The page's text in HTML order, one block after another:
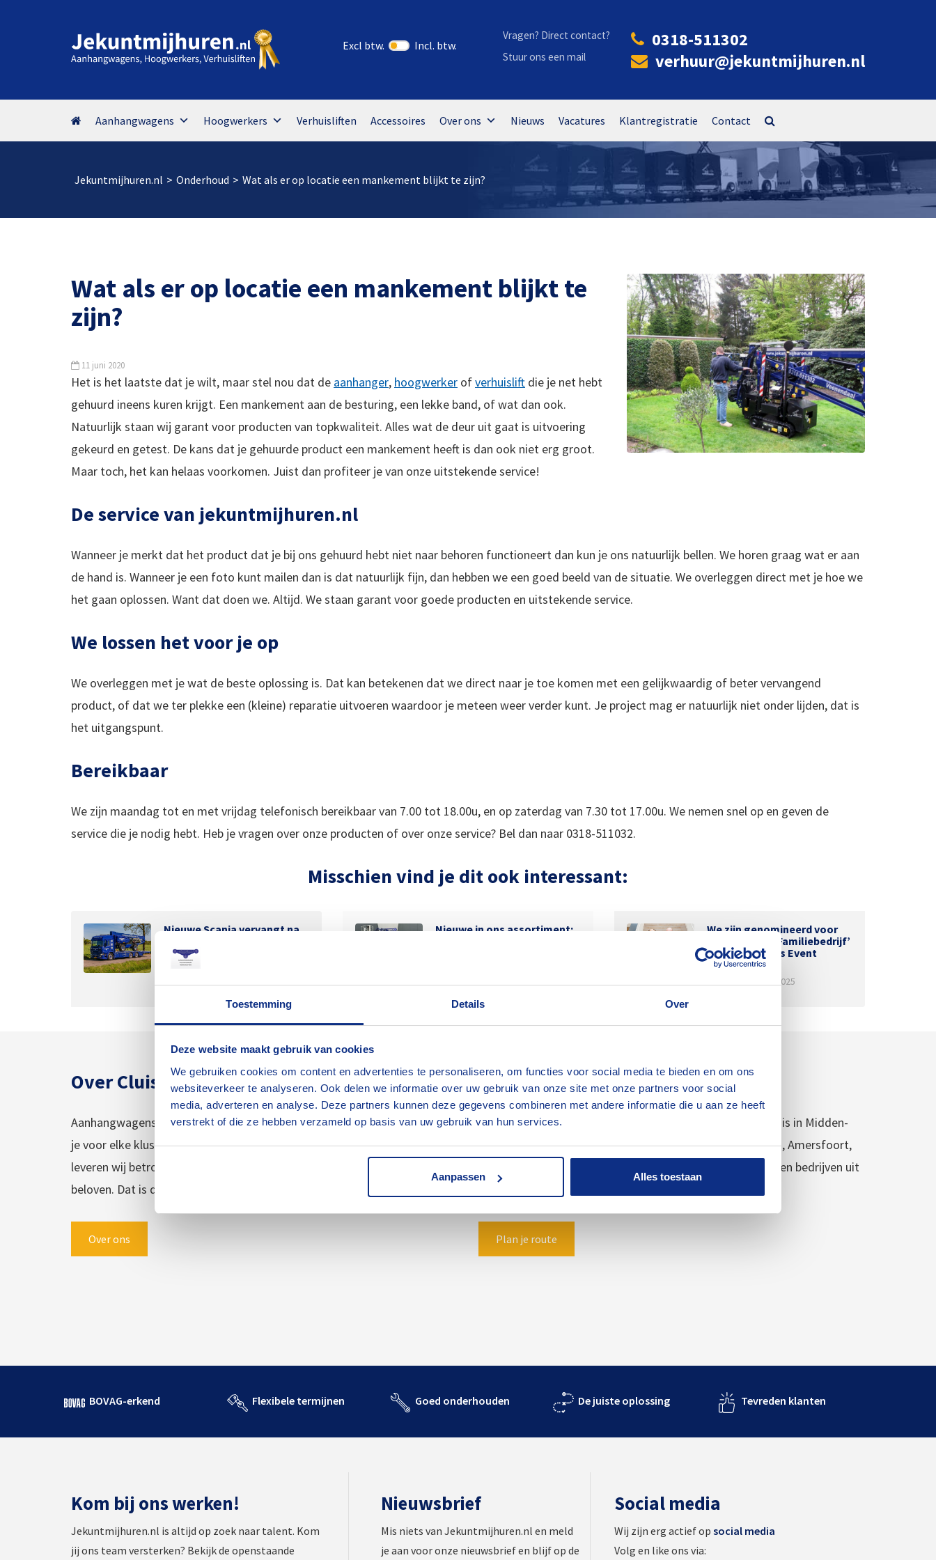
Toestemming Details Over
Deze website maakt gebruik van cookies
We gebruiken cookies om content en advertenties te personaliseren, om functies voor social media te bieden en om ons
websiteverkeer te analyseren. Ook delen we informatie over uw gebruik van onze site met onze partners voor social
media, adverteren en analyse. Deze partners kunnen deze gegevens combineren met andere informatie die u aan ze heeft
verstrekt of die ze hebben verzameld op basis van uw gebruik van hun services.
Aanpassen Alles toestaan
Excl btw. Incl. btw.
Vragen? Direct contact? 0318-511302
Stuur ons een mail verhuur@jekuntmijhuren.nl
Aanhangwagens Hoogwerkers Verhuisliften Accessoires Over ons Nieuws Vacatures Klantregistratie Contact
Jekuntmijhuren.nl > Onderhoud > Wat als er op locatie een mankement blijkt te zijn?
Wat als er op locatie een mankement blijkt te
zijn?
11 juni 2020
Het is het laatste dat je wilt, maar stel nou dat de aanhanger, hoogwerker ofverhuislift die je net hebt
gehuurd ineens kuren krijgt. Een mankement aan de besturing, een lekke band, of wat dan ook.
Natuurlijk staan wij garant voor producten van topkwaliteit. Alles wat de deur uit gaat is uitvoering
gekeurd en getest. De kans dat je gehuurde product een mankement heeft is dan ook niet erg groot.
Maar toch, het kan helaas voorkomen. Juist dan profiteer je van onze uitstekende service!
De service van jekuntmijhuren.nl
Wanneer je merkt dat het product dat je bij ons gehuurd hebt niet naar behoren functioneert dan kun je ons natuurlijk bellen. We horen graag wat er aan
de hand is. Wanneer je een foto kunt mailen dan is dat natuurlijk fijn, dan hebben we een goed beeld van de situatie. We overleggen direct met je hoe we
het gaan oplossen. Want dat doen we. Altijd. We staan garant voor goede producten en uitstekende service.
We lossen het voor je op
We overleggen met je wat de beste oplossing is. Dat kan betekenen dat we direct naar je toe komen met een gelijkwaardig of beter vervangend
product, of dat we ter plekke een (kleine) reparatie uitvoeren waardoor je meteen weer verder kunt. Je project mag er natuurlijk niet onder lijden, dat is
het uitgangspunt.
Bereikbaar
We zijn maandag tot en met vrijdag telefonisch bereikbaar van 7.00 tot 18.00u, en op zaterdag van 7.30 tot 17.00u. We nemen snel op en geven de
service die je nodig hebt. Heb je vragen over onze producten of over onze service? Bel dan naar 0318-511032.
Misschien vind je dit ook interessant:
Nieuwe Scania vervangt na
17 juli 2026
Nieuwe in ons assortiment:
We zijn genomineerd voor
de categorie ‘Familiebedrijf’
bij het Business Event
Veenendaal
12 december 2025
Over Cluistra en Jekuntmijhuren.nl
Aanhangwagens, hoogwerkers en verhuisliften: bij Jekuntmijhuren.nl kun
je voor elke klus het juiste materiaal huren. Als specialist op dit gebied
leveren wij betrouwbaar materiaal tegen een nette prijs. We doen wat we
beloven. Dat is de kracht van goede service.
Over ons
Ons werkgebied
Wij zijn gevestigd in Veenendaal, Utrecht. Ons werkgebied is in Midden-
Nederland tussen de plaatsen Utrecht, Arnhem, Apeldoorn, Amersfoort,
Tiel en Nijmegen. Wij verhuren materiaal aan particulieren en bedrijven uit
Plan je route
BOVAG-erkend Flexibele termijnen Goed onderhouden De juiste oplossing Tevreden klanten
Kom bij ons werken!
Jekuntmijhuren.nl is altijd op zoek naar talent. Kom
jij ons team versterken? Bekijk de openstaande
Nieuwsbrief
Mis niets van Jekuntmijhuren.nl en meld
je aan voor onze nieuwsbriefen blijf op de
Social media
Wij zijn erg actief op social media
Volg en like ons via: